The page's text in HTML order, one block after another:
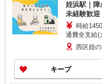
姪浜駅｜障
未経験歓迎
時給
通費全支給(
西区姪
キープ